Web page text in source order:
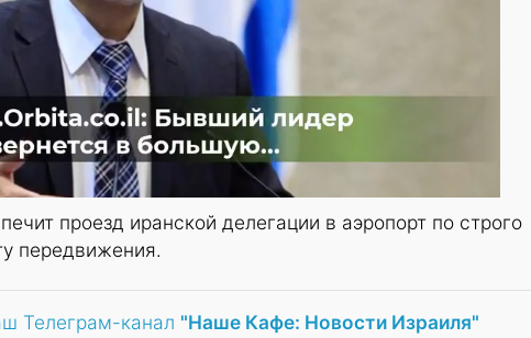
проезд иранской делегации в аэропорт по строго
передвижения.
Телеграм-канал "Наше Кафе: Новости Израиля"